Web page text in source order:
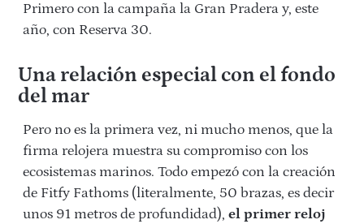
Primero con la campaña la Gran Pradera y, este
año, con Reserva 30.
Una relación especial con el fondo
del mar
Pero no es la primera vez, ni mucho menos, que la
firma relojera muestra su compromiso con los
ecosistemas marinos. Todo empezó con la creación
de Fitfy Fathoms (literalmente, 50 brazas, es decir
unos 91 metros de profundidad), el primer reloj